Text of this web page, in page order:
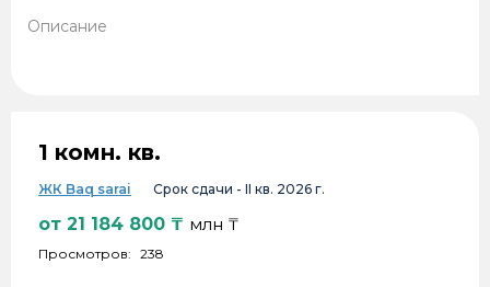
Описание
1 комн. кв.
ЖК Baq saraі Срок сдачи - II кв. 2026 г.
от 21 184 800 ₸ млн ₸
Просмотров: 238